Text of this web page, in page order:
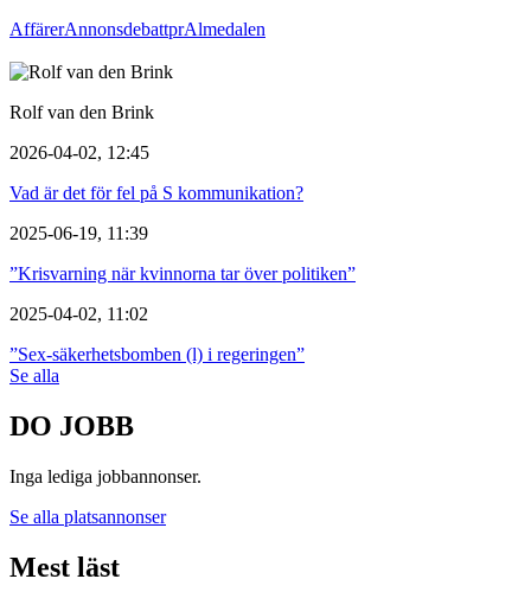
AffärerAnnonsdebattprAlmedalen
Rolf van den Brink
2026-04-02, 12:45
Vad är det för fel på S kommunikation?
2025-06-19, 11:39
”Krisvarning när kvinnorna tar över politiken”
2025-04-02, 11:02
”Sex-säkerhetsbomben (l) i regeringen”
Se alla
DO JOBB
Inga lediga jobbannonser.
Se alla platsannonser
Mest läst